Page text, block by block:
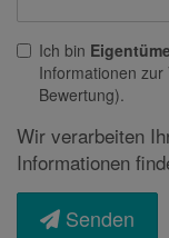
Ich bin
Informationen
Bewertung).
Wir verarbeiten
Informationen
Senden